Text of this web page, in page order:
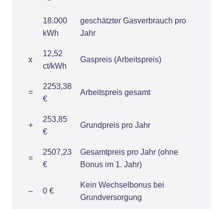
18.000
kWh
geschätzter Gasverbrauch pro
Jahr
x
12,52
ct/kWh
Gaspreis (Arbeitspreis)
=
2253,38
€
Arbeitspreis gesamt
+
253,85
€
Grundpreis pro Jahr
=
2507,23
€
Gesamtpreis pro Jahr (ohne
Bonus im 1. Jahr)
– 0 €
Kein Wechselbonus bei
Grundversorgung